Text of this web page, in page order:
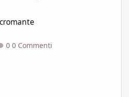
0 Commenti